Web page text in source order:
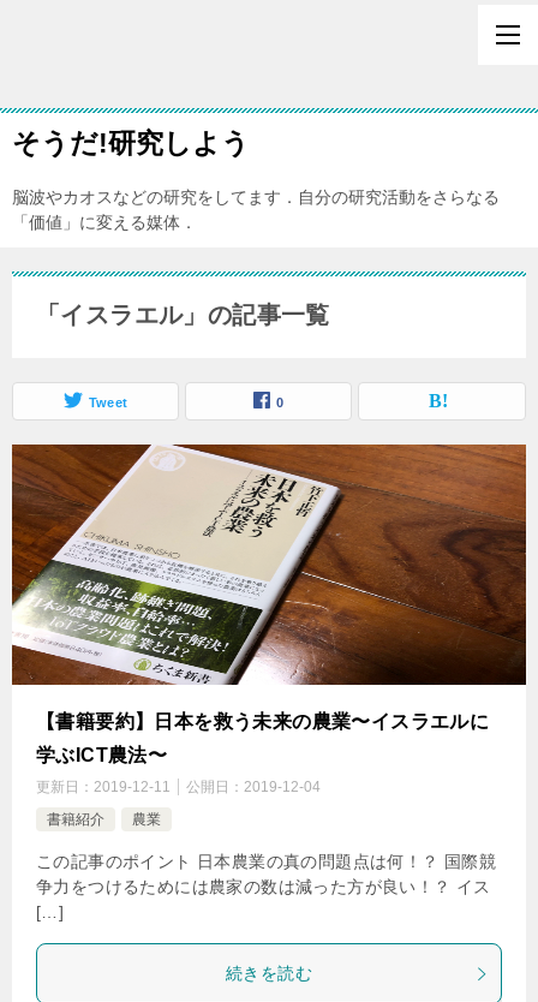
そうだ!研究しよう
脳波やカオスなどの研究をしてます．自分の研究活動をさらなる
「価値」に変える媒体．
「イスラエル」の記事一覧
Tweet 0
【書籍要約】日本を救う未来の農業〜イスラエルに
学ぶICT農法〜
更新日： 2019-12-11 公開日： 2019-12-04
書籍紹介
農業
この記事のポイント 日本農業の真の問題点は何！？ 国際競
争力をつけるためには農家の数は減った方が良い！？ イス
[…]
続きを読む